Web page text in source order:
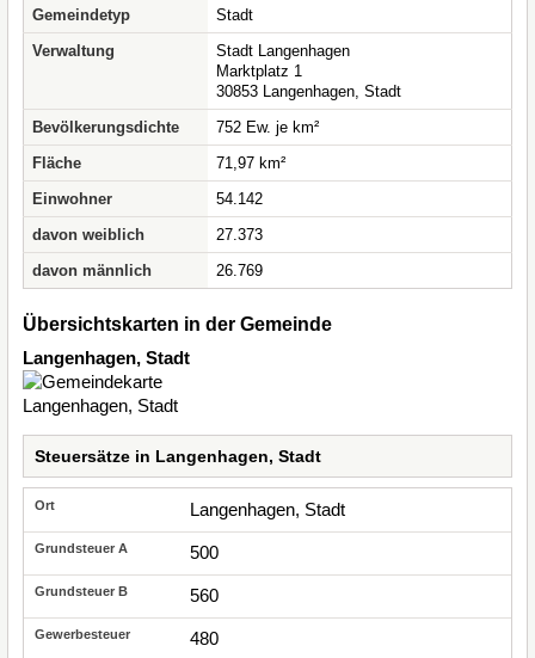
Gemeindetyp
Stadt
Verwaltung
Stadt Langenhagen
Marktplatz 1
30853 Langenhagen, Stadt
Bevölkerungsdichte
752 Ew. je km²
Fläche
71,97 km²
Einwohner
54.142
davon weiblich
27.373
davon männlich
26.769
Übersichtskarten in der Gemeinde
Langenhagen, Stadt
Steuersätze in Langenhagen, Stadt
Langenhagen, Stadt
500
560
480